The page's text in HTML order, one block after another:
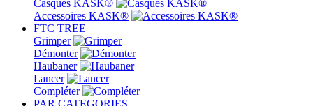
Casques KASK®
Accessoires KASK®
FTC TREE
Grimper
Démonter
Haubaner
Lancer
Compléter
PAR CATEGORIES